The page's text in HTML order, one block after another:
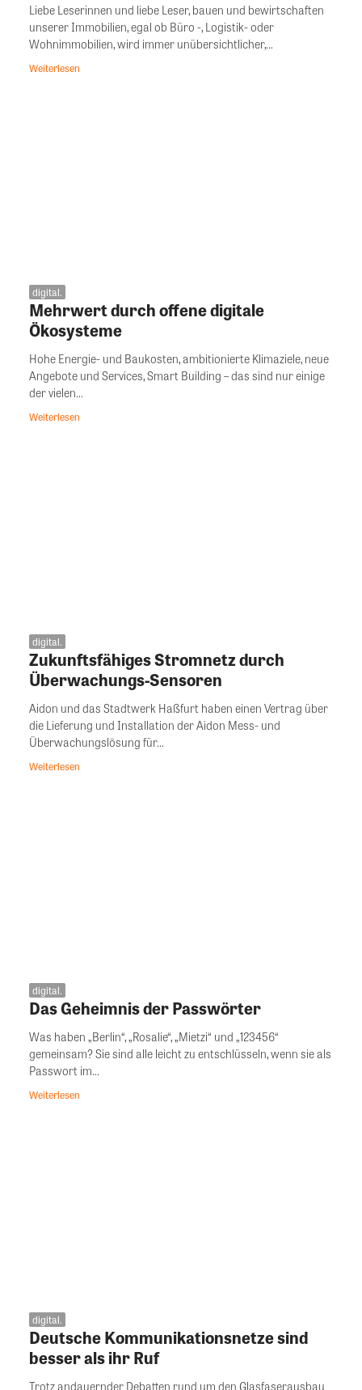
Liebe Leserinnen und liebe Leser, bauen und bewirtschaften
unserer Immobilien, egal ob Büro -, Logistik- oder
Wohnimmobilien, wird immer unübersichtlicher,...
Weiterlesen
digital.
Mehrwert durch offene digitale
Ökosysteme
Hohe Energie- und Baukosten, ambitionierte Klimaziele, neue
Angebote und Services, Smart Building – das sind nur einige
der vielen...
Weiterlesen
digital.
Zukunftsfähiges Stromnetz durch
Überwachungs-Sensoren
Aidon und das Stadtwerk Haßfurt haben einen Vertrag über
die Lieferung und Installation der Aidon Mess- und
Überwachungslösung für...
Weiterlesen
digital.
Das Geheimnis der Passwörter
Was haben „Berlin“, „Rosalie“, „Mietzi“ und „123456“
gemeinsam? Sie sind alle leicht zu entschlüsseln, wenn sie als
Passwort im...
Weiterlesen
digital.
Deutsche Kommunikationsnetze sind
besser als ihr Ruf
Trotz andauernder Debatten rund um den Glasfaserausbau